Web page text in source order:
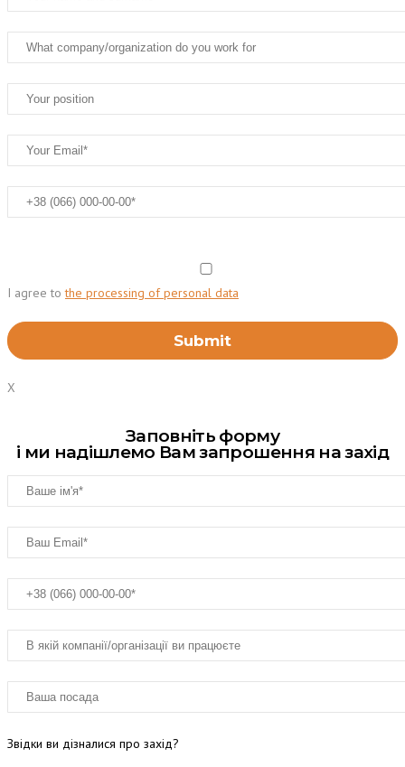
I agree tothe processing of personal data
X
Заповніть форму
і ми надішлемо Вам запрошення на захід
Звідки ви дізналися про захід?